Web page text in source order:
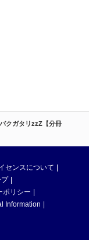
バクガタリzzZ【分冊
センスについて
プ
ポリシー
Information